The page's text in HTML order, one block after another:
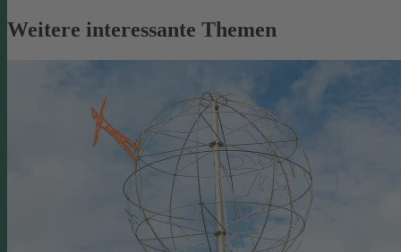
Weitere interessante Themen